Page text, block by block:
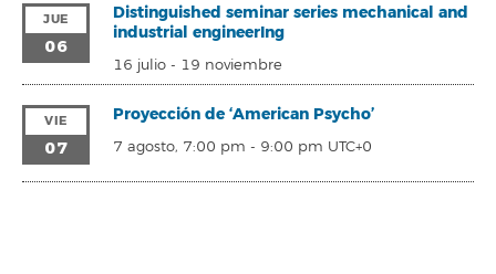
JUE
06
Distinguished seminar series mechanical and
industrial engineerIng
16 julio- 19 noviembre
VIE
07
Proyección de ‘American Psycho’
7 agosto, 7:00 pm - 9:00 pm UTC+0